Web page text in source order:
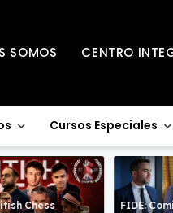
SOMOS CENTRO
Cursos Especiales
Chess
FIDE: